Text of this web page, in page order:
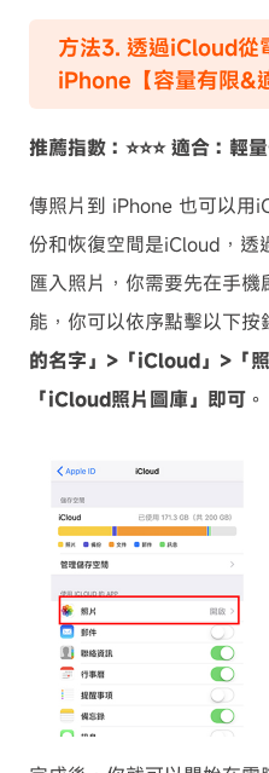
方法3. 透過iCloud從
iPhone【容量有限&
推薦指數：⭐⭐⭐ 適合：輕
傳照片到 iPhone 也可以用
份和恢復空間是iCloud，透
匯入照片，你需要先在手
能，你可以依序點擊以下按
的名字」>「iCloud」>「
「iCloud照片圖庫」即可 。